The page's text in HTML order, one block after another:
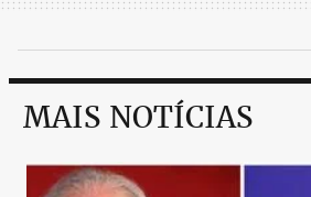
MAIS NOTÍCIAS